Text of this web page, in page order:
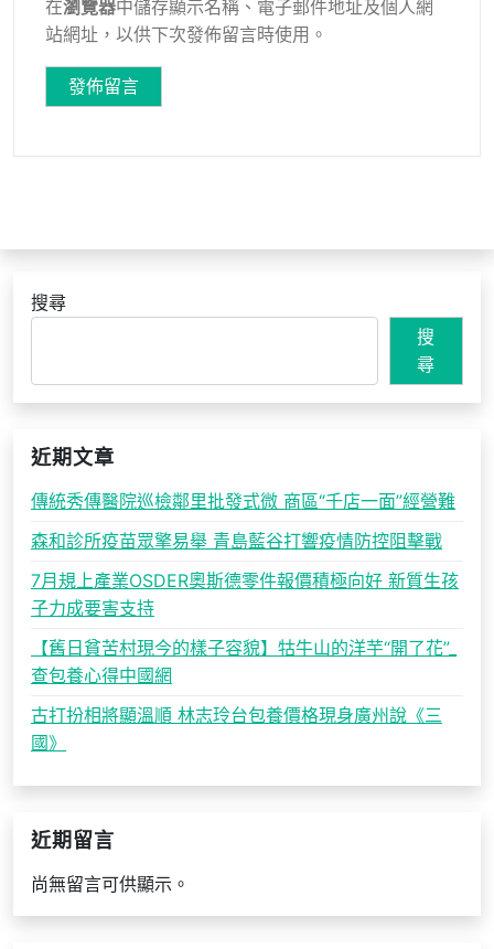
在瀏覽器中儲存顯示名稱、電子郵件地址及個人網
站網址，以供下次發佈留言時使用。
搜尋
搜
尋
近期文章
傳統秀傳醫院巡檢鄰里批發式微 商區“千店一面”經營難
森和診所疫苗眾擎易舉 青島藍谷打響疫情防控阻擊戰
7月規上產業OSDER奧斯德零件報價積極向好 新質生孩
子力成要害支持
【舊日貧苦村現今的樣子容貌】牯牛山的洋芋“開了花”_
查包養心得中國網
古打扮相將顯溫順 林志玲台包養價格現身廣州說《三
國》
近期留言
尚無留言可供顯示。